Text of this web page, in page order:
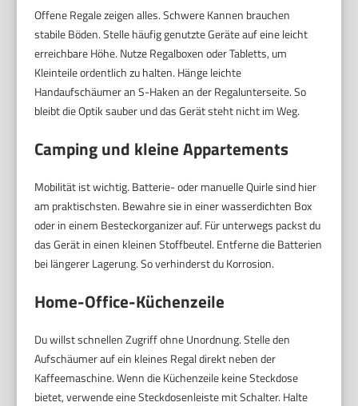
Offene Regale zeigen alles. Schwere Kannen brauchen
stabile Böden. Stelle häufig genutzte Geräte auf eine leicht
erreichbare Höhe. Nutze Regalboxen oder Tabletts, um
Kleinteile ordentlich zu halten. Hänge leichte
Handaufschäumer an S-Haken an der Regalunterseite. So
bleibt die Optik sauber und das Gerät steht nicht im Weg.
Camping und kleine Appartements
Mobilität ist wichtig. Batterie- oder manuelle Quirle sind hier
am praktischsten. Bewahre sie in einer wasserdichten Box
oder in einem Besteckorganizer auf. Für unterwegs packst du
das Gerät in einen kleinen Stoffbeutel. Entferne die Batterien
bei längerer Lagerung. So verhinderst du Korrosion.
Home-Office-Küchenzeile
Du willst schnellen Zugriff ohne Unordnung. Stelle den
Aufschäumer auf ein kleines Regal direkt neben der
Kaffeemaschine. Wenn die Küchenzeile keine Steckdose
bietet, verwende eine Steckdosenleiste mit Schalter. Halte